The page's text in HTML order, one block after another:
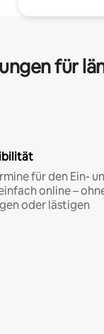
für
für den Ein-
online –
oder lästigen